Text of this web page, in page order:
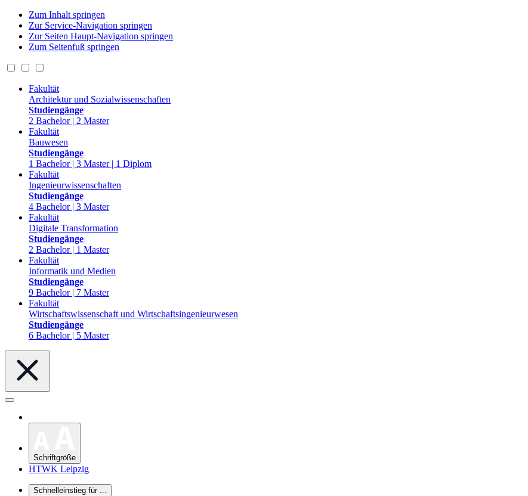
Zum Inhalt springen
Zur Service-Navigation springen
Zur Seiten Haupt-Navigation springen
Zum Seitenfuß springen
Fakultät
Architektur und Sozialwissenschaften
Studiengänge
2 Bachelor | 2 Master
Fakultät
Bauwesen
Studiengänge
1 Bachelor | 3 Master | 1 Diplom
Fakultät
Ingenieurwissenschaften
Studiengänge
4 Bachelor | 3 Master
Fakultät
Digitale Transformation
Studiengänge
2 Bachelor | 1 Master
Fakultät
Informatik und Medien
Studiengänge
9 Bachelor | 7 Master
Fakultät
Wirtschaftswissenschaft und Wirtschaftsingenieurwesen
Studiengänge
6 Bachelor | 5 Master
Schriftgröße
HTWK Leipzig
Schnelleinstieg für ...